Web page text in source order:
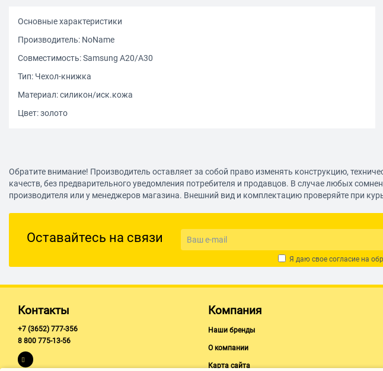
Основные характеристики
Производитель: NoName
Совместимость: Samsung A20/A30
Тип: Чехол-книжка
Материал: силикон/иск.кожа
Цвет: золото
Обратите внимание! Производитель оставляет за собой право изменять конструкцию,
качеств, без предварительного уведомления потребителя и продавцов. В случае любых
производителя или у менеджеров магазина. Внешний вид и комплектацию проверяйте при
Оставайтесь на связи
Я даю свое согласие на
Контакты
+7 (3652) 777-356
8 800 775-13-56
Компания
Наши бренды
О компании
Карта сайта